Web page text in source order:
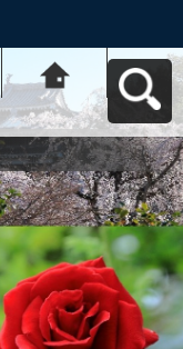
にしお市民活動情報
サイトへ戻る